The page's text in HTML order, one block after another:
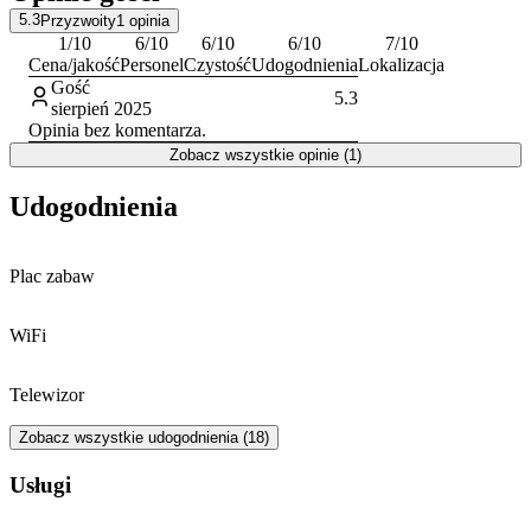
a w słoneczne dni odpocząć na pobliskiej Plaży Zachodniej.
5.3Przyzwoity1 opinia
1/10
Cena/jakość
6/10
Personel
6/10
Czystość
6/10
Udogodnienia
7/10
Lokalizacja
Gość
sierpień 2025
5.3
Opinia bez komentarza.
Zobacz wszystkie opinie (1)
Udogodnienia
Plac zabaw
WiFi
Telewizor
Zobacz wszystkie udogodnienia (18)
Usługi